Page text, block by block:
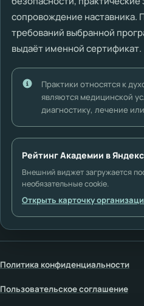
сопровождение наставника.
требований выбранной
выдаёт именной сертификат.
Практики относятся к
являются медицинской
диагностику, лечение
Рейтинг Академии в
Внешний виджет загружается
необязательные cookie.
Открыть карточку
Политика конфиденциальности
Пользовательское соглашение